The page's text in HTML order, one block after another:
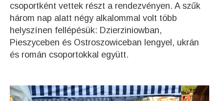
csoportként vettek részt a rendezvényen. A szűk
három nap alatt négy alkalommal volt több
helyszínen fellépésük: Dzierziniowban,
Pieszyceben és Ostroszowiceban lengyel, ukrán
és román csoportokkal együtt.